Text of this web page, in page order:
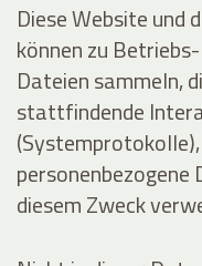
Diese Website und
können zu
Dateien sammeln,
stattfindende
personenbezogene
diesem Zweck